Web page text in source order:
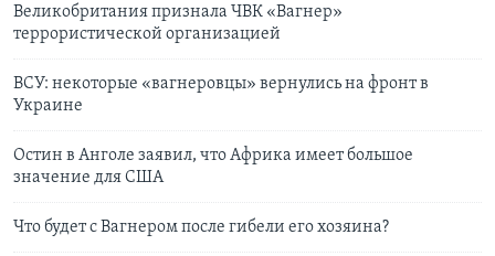
Великобритания признала ЧВК «Вагнер»
террористической организацией
ВСУ: некоторые «вагнеровцы» вернулись на фронт в
Украине
Остин в Анголе заявил, что Африка имеет большое
значение для США
Что будет с Вагнером после гибели его хозяина?